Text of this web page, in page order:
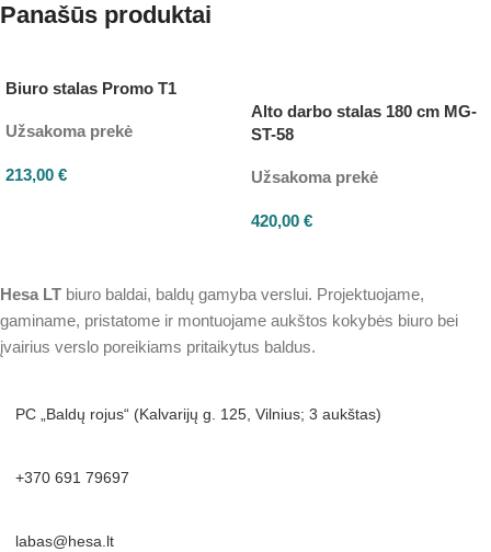
Panašūs produktai
Biuro stalas Promo T1
Užsakoma prekė
213,00 €
Alto darbo stalas 180 cm MG-
ST-58
Užsakoma prekė
420,00 €
Hesa LT biuro baldai, baldų gamyba verslui. Projektuojame,
gaminame, pristatome ir montuojame aukštos kokybės biuro bei
įvairius verslo poreikiams pritaikytus baldus.
PC „Baldų rojus“ (Kalvarijų g. 125, Vilnius; 3 aukštas)
+370 691 79697
labas@hesa.lt